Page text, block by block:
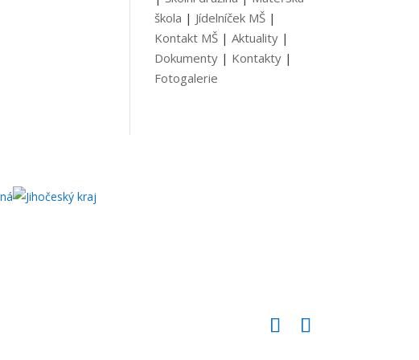
škola | Jídelníček MŠ |
Kontakt MŠ |Aktuality |
Dokumenty | Kontakty |
Fotogalerie